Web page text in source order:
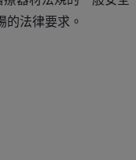
的法律要求。